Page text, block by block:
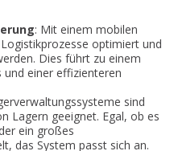
: Mit einem mobilen
optimiert und
Dies führt zu einem
und einer effizienteren
sind
Lagern geeignet. Egal, ob es
ein großes
das System passt sich an.